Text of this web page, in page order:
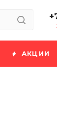
АКЦИИ